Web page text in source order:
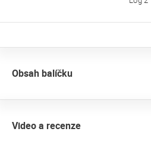
Obsah balíčku
Video a recenze